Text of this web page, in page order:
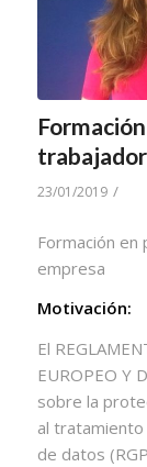
23/01/2019 /
Formación
empresa
Motivación:
El
EUROPEO Y
sobre la
al tratamiento
de datos